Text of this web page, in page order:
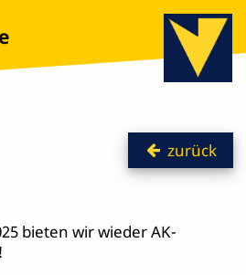
zurück
bieten wir wieder AK-